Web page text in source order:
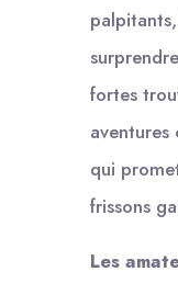
fortes
qui
frissons
Les